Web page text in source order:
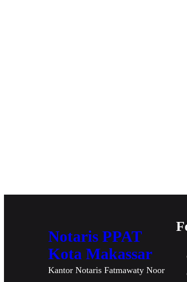
Notaris PPAT
Kota Makassar
Kantor Notaris Fatmawaty Noor